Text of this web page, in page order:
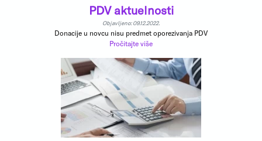
PDV aktuelnosti
Objavljeno: 09.12.2022.
Donacije u novcu nisu predmet oporezivanja PDV
Pročitajte više